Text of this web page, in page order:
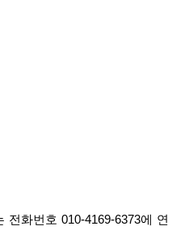
전화번호 010-4169-6373에 연